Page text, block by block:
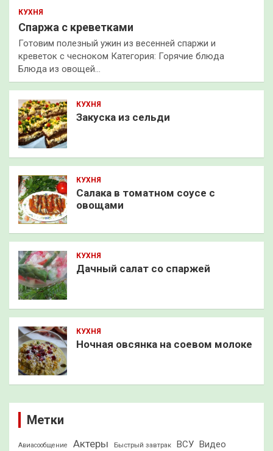
КУХНЯ
Спаржа с креветками
Готовим полезный ужин из весенней спаржи и
креветок с чесноком Категория: Горячие блюда
Блюда из овощей…
КУХНЯ
Закуска из сельди
КУХНЯ
Салака в томатном соусе с
овощами
КУХНЯ
Дачный салат со спаржей
КУХНЯ
Ночная овсянка на соевом молоке
Метки
Авиасообщение Актеры Быстрый завтрак ВСУ
Видео